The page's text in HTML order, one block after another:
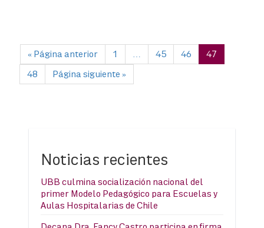
« Página anterior 1 45 46
47
48
Página siguiente »
Noticias recientes
UBB culmina socialización nacional del
primer Modelo Pedagógico para Escuelas y
Aulas Hospitalarias de Chile